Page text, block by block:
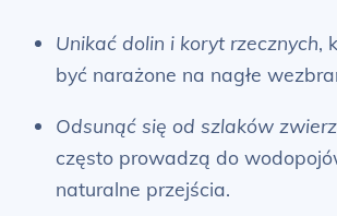
Unikać dolin i koryt rzecznych,
być narażone na nagłe
Odsunąć się od szlaków
często prowadzą do
naturalne przejścia.